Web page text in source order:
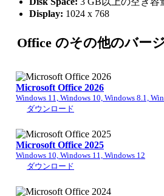
Display: 1024 x 768
Office のその他のバー
Microsoft Office 2026
Windows 11, Windows 10, Windows 8.1,
ダウンロード
Microsoft Office 2025
Windows 10, Windows 11, Windows 12
ダウンロード